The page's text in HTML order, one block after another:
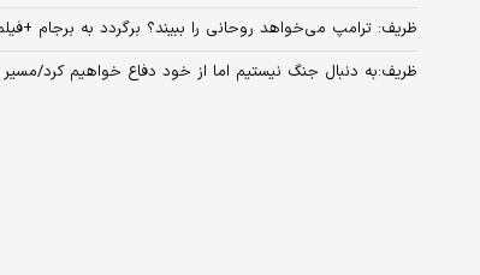
ظریف: ترامپ می‌خواهد روحانی را ببیند؟ برگردد به برجام
ظریف:به دنبال جنگ نیستیم اما از خود دفاع خواهیم کرد/مسیر